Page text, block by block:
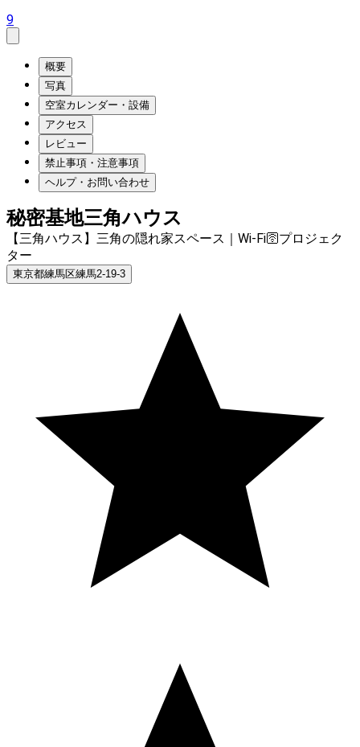
9
概要
写真
空室カレンダー・設備
アクセス
レビュー
禁止事項・注意事項
ヘルプ・お問い合わせ
秘密基地三角ハウス
【三角ハウス】三角の隠れ家スペース｜Wi-Fi🛜プロジェク
ター
東京都練馬区練馬2-19-3